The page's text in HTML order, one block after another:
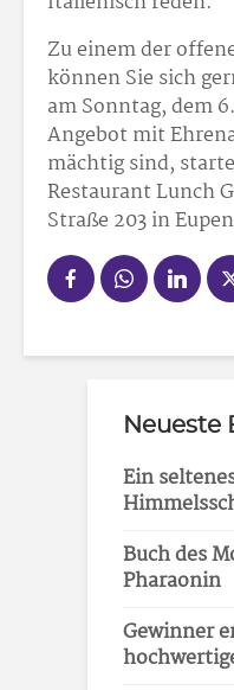
Zu einem der
können Sie sich
am Sonntag, dem
Angebot mit
mächtig sind,
Restaurant Lunch
Straße 203 in
Neueste
Ein
Buch des
Pharaonin
Gewinner